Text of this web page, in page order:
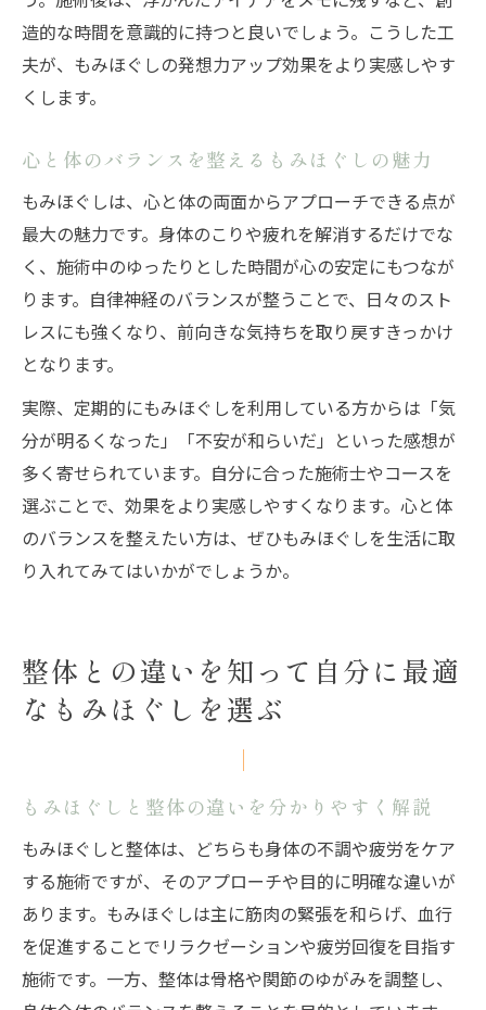
造的な時間を意識的に持つと良いでしょう。こうした工
夫が、もみほぐしの発想力アップ効果をより実感しやす
くします。
心と体のバランスを整えるもみほぐしの魅力
もみほぐしは、心と体の両面からアプローチできる点が
最大の魅力です。身体のこりや疲れを解消するだけでな
く、施術中のゆったりとした時間が心の安定にもつなが
ります。自律神経のバランスが整うことで、日々のスト
レスにも強くなり、前向きな気持ちを取り戻すきっかけ
となります。
実際、定期的にもみほぐしを利用している方からは「気
分が明るくなった」「不安が和らいだ」といった感想が
多く寄せられています。自分に合った施術士やコースを
選ぶことで、効果をより実感しやすくなります。心と体
のバランスを整えたい方は、ぜひもみほぐしを生活に取
り入れてみてはいかがでしょうか。
整体との違いを知って自分に最適
なもみほぐしを選ぶ
もみほぐしと整体の違いを分かりやすく解説
もみほぐしと整体は、どちらも身体の不調や疲労をケア
する施術ですが、そのアプローチや目的に明確な違いが
あります。もみほぐしは主に筋肉の緊張を和らげ、血行
を促進することでリラクゼーションや疲労回復を目指す
施術です。一方、整体は骨格や関節のゆがみを調整し、